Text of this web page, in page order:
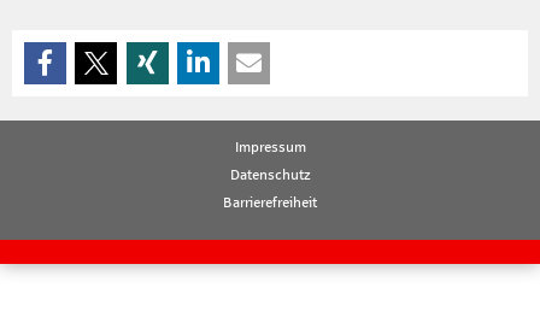
Impressum
Datenschutz
Barrierefreiheit